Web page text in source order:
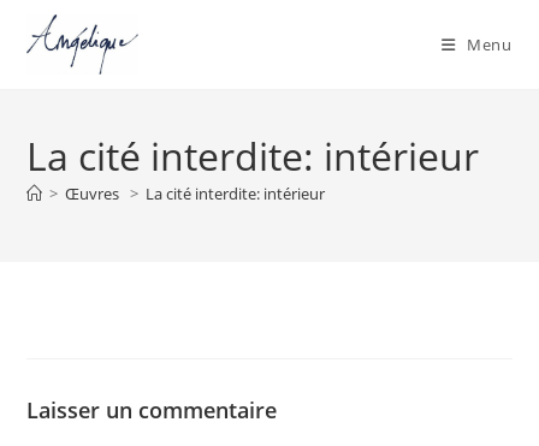
content
Menu
La cité interdite: intérieur
> Œuvres > La cité interdite: intérieur
Laisser un commentaire